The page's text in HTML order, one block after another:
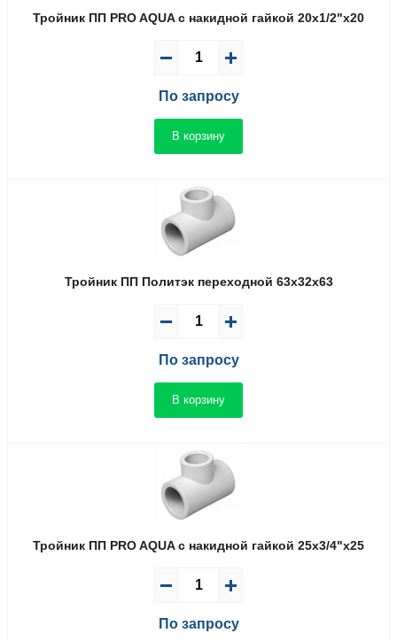
Тройник ПП PRO AQUA с накидной гайкой 20x1/2"x20
По запросу
В корзину
Тройник ПП Политэк переходной 63x32x63
По запросу
В корзину
Тройник ПП PRO AQUA с накидной гайкой 25x3/4"x25
По запросу